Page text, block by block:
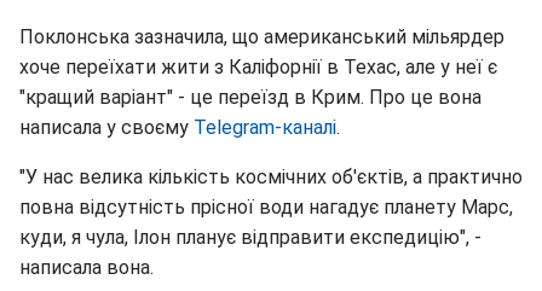
Поклонська зазначила, що американський мільярдер
хоче переїхати жити з Каліфорнії в Техас, але у неї є
"кращий варіант" - це переїзд в Крим. Про це вона
написала у своєму Telegram-каналі.
"У нас велика кількість космічних об'єктів, а практично
повна відсутність прісної води нагадує планету Марс,
куди, я чула, Ілон планує відправити експедицію", -
написала вона.